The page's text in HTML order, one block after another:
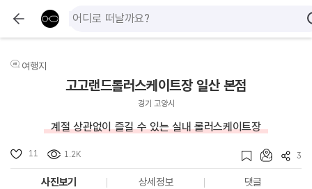
여행지
고고랜드롤러스케이트장 일산 본점
경기 고양시
계절 상관없이 즐길 수 있는 실내 롤러스케이트장
11 1.2K 3
사진보기 상세정보 댓글